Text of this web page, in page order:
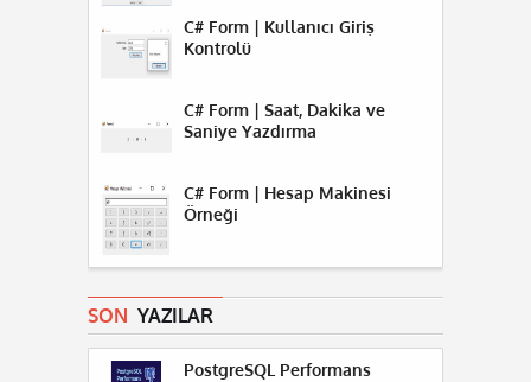
C# Form | Kullanıcı Giriş
Kontrolü
C# Form | Saat, Dakika ve
Saniye Yazdırma
C# Form | Hesap Makinesi
Örneği
SON YAZILAR
PostgreSQL Performans